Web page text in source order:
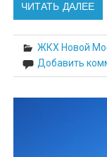
ЧИТАТЬ ДАЛЕЕ
ЖКХ Новой
Добавить